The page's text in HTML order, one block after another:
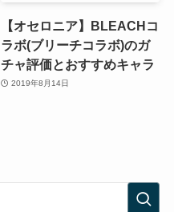
【オセロニア】BLEACHコ
ラボ(ブリーチコラボ)のガ
チャ評価とおすすめキャラ
2019年8月14日